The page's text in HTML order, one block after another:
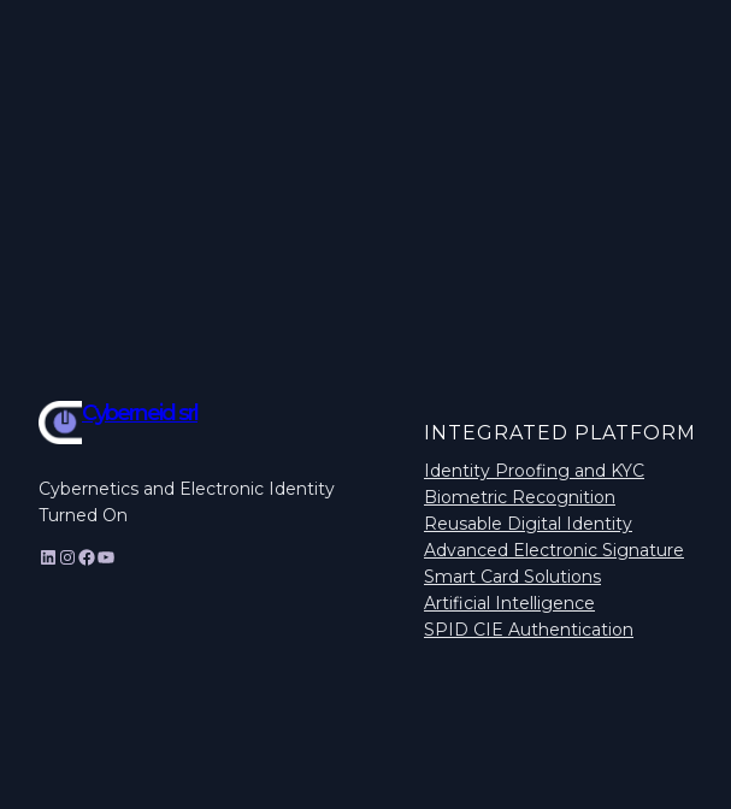
Cyberneid srl
Cybernetics and Electronic Identity
Turned On
LinkedIn InstagramFacebook YouTube
INTEGRATED PLATFORM
Identity Proofing and KYC
Biometric Recognition
Reusable Digital Identity
Advanced Electronic Signature
Smart Card Solutions
Artificial Intelligence
SPID CIE Authentication